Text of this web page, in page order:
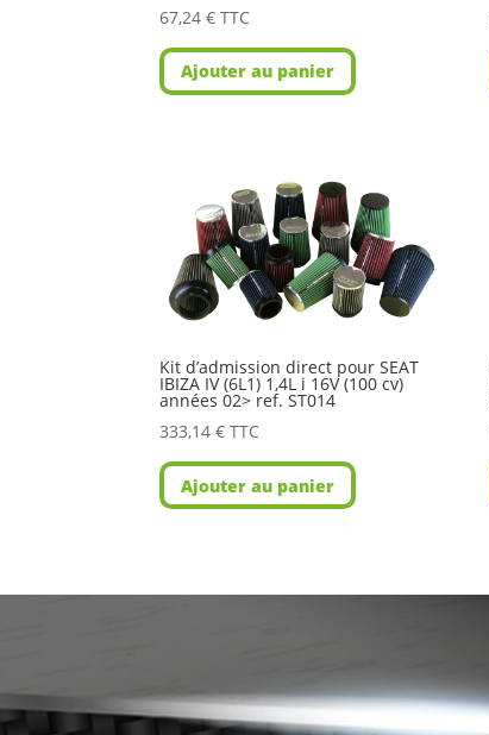
67,24€ TTC
Ajouter au panier
Kit d’admission direct pour SEAT
IBIZA IV (6L1) 1,4L i 16V (100 cv)
années 02> ref. ST014
333,14€ TTC
Ajouter au panier